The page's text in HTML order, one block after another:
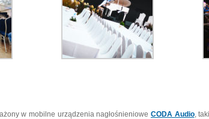
w mobilne urządzenia nagłośnieniowe CODA Audio,